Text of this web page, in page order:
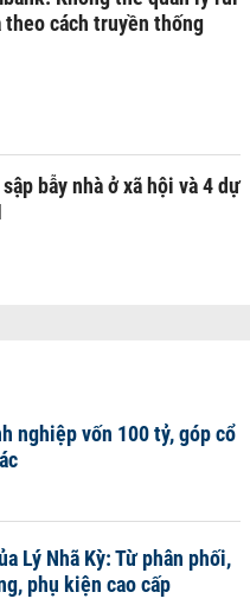
theo cách truyền thống
bẫy nhà ở xã hội và 4 dự
nghiệp vốn 100 tỷ, góp cổ
Lý Nhã Kỳ: Từ phân phối,
phụ kiện cao cấp